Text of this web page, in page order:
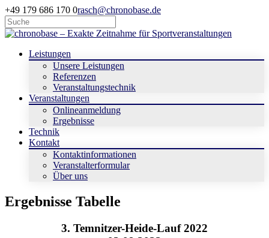
+49 179 686 170 0rasch@chronobase.de
Leistungen
Unsere Leistungen
Referenzen
Veranstaltungstechnik
Veranstaltungen
Onlineanmeldung
Ergebnisse
Technik
Kontakt
Kontaktinformationen
Veranstalterformular
Über uns
Ergebnisse Tabelle
3. Temnitzer-Heide-Lauf 2022